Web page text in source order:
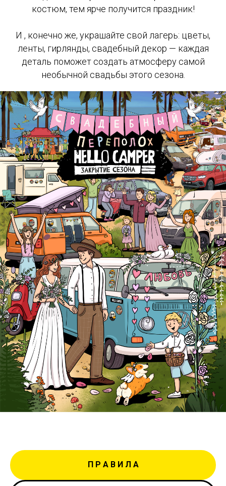
костюм, тем ярче получится праздник!
И , конечно же, украшайте свой лагерь: цветы,
ленты, гирлянды, свадебный декор — каждая
деталь поможет создать атмосферу самой
необычной свадьбы этого сезона.
П Р А В И Л А